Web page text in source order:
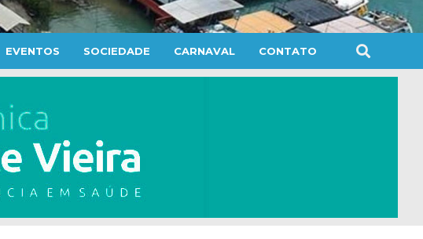
EVENTOS SOCIEDADE CARNAVAL CONTATO